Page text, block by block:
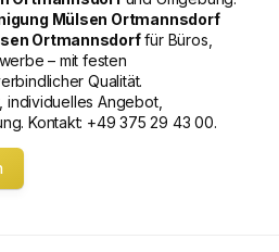
Mülsen Ortmannsdorf
Ortmannsdorffür Büros,
– mit festen
Qualität.
individuelles Angebot,
Kontakt: +49 375 29 43 00.